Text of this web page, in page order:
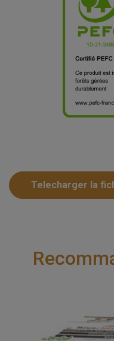
Telecharger la